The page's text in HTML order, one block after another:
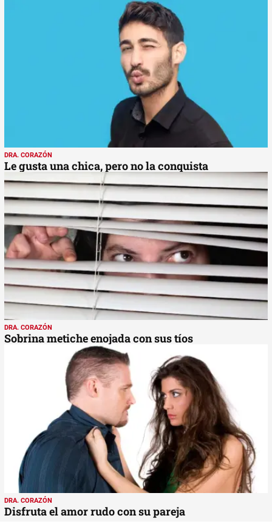
DRA. CORAZÓN
Le gusta una chica, pero no la conquista
DRA. CORAZÓN
Sobrina metiche enojada con sus tíos
DRA. CORAZÓN
Disfruta el amor rudo con su pareja